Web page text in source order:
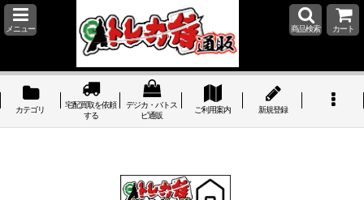
メニュー 商品検索 カート
カテゴリ
宅配買取を依頼
する
デジカ・バトス
ピ通販
ご利用案内 新規登録